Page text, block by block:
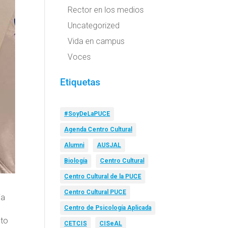
Rector en los medios
Uncategorized
Vida en campus
Voces
Etiquetas
#SoyDeLaPUCE
Agenda Centro Cultural
Alumni AUSJAL
Biología Centro Cultural
Centro Cultural de la PUCE
Centro Cultural PUCE
Centro de Psicología Aplicada
CETCIS CISeAL